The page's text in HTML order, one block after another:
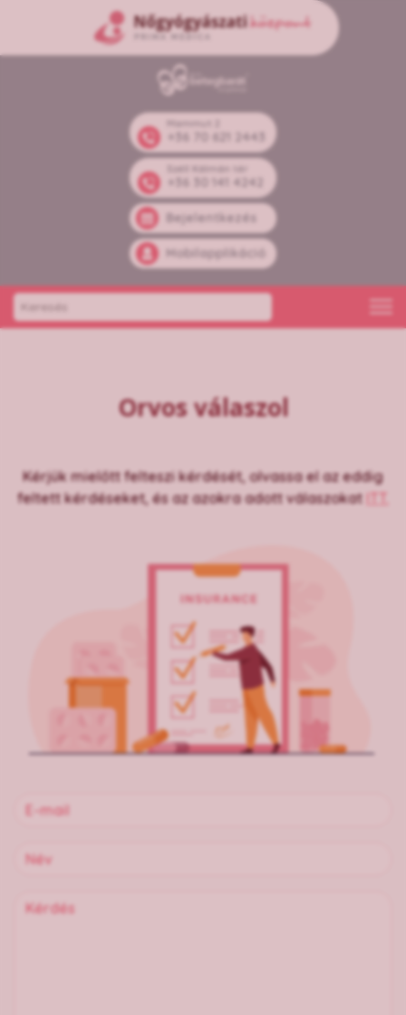
Mammut 2
+36 70 621 2443
Széll Kálmán tér
+36 30 141 4242
Bejelentkezés
Mobilapplikáció
Orvos válaszol
Kérjük mielőtt felteszi kérdését, olvassa el az eddig
feltett kérdéseket, és az azokra adott válaszokat